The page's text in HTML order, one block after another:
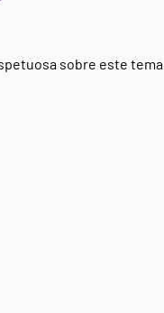
sobre este tema.